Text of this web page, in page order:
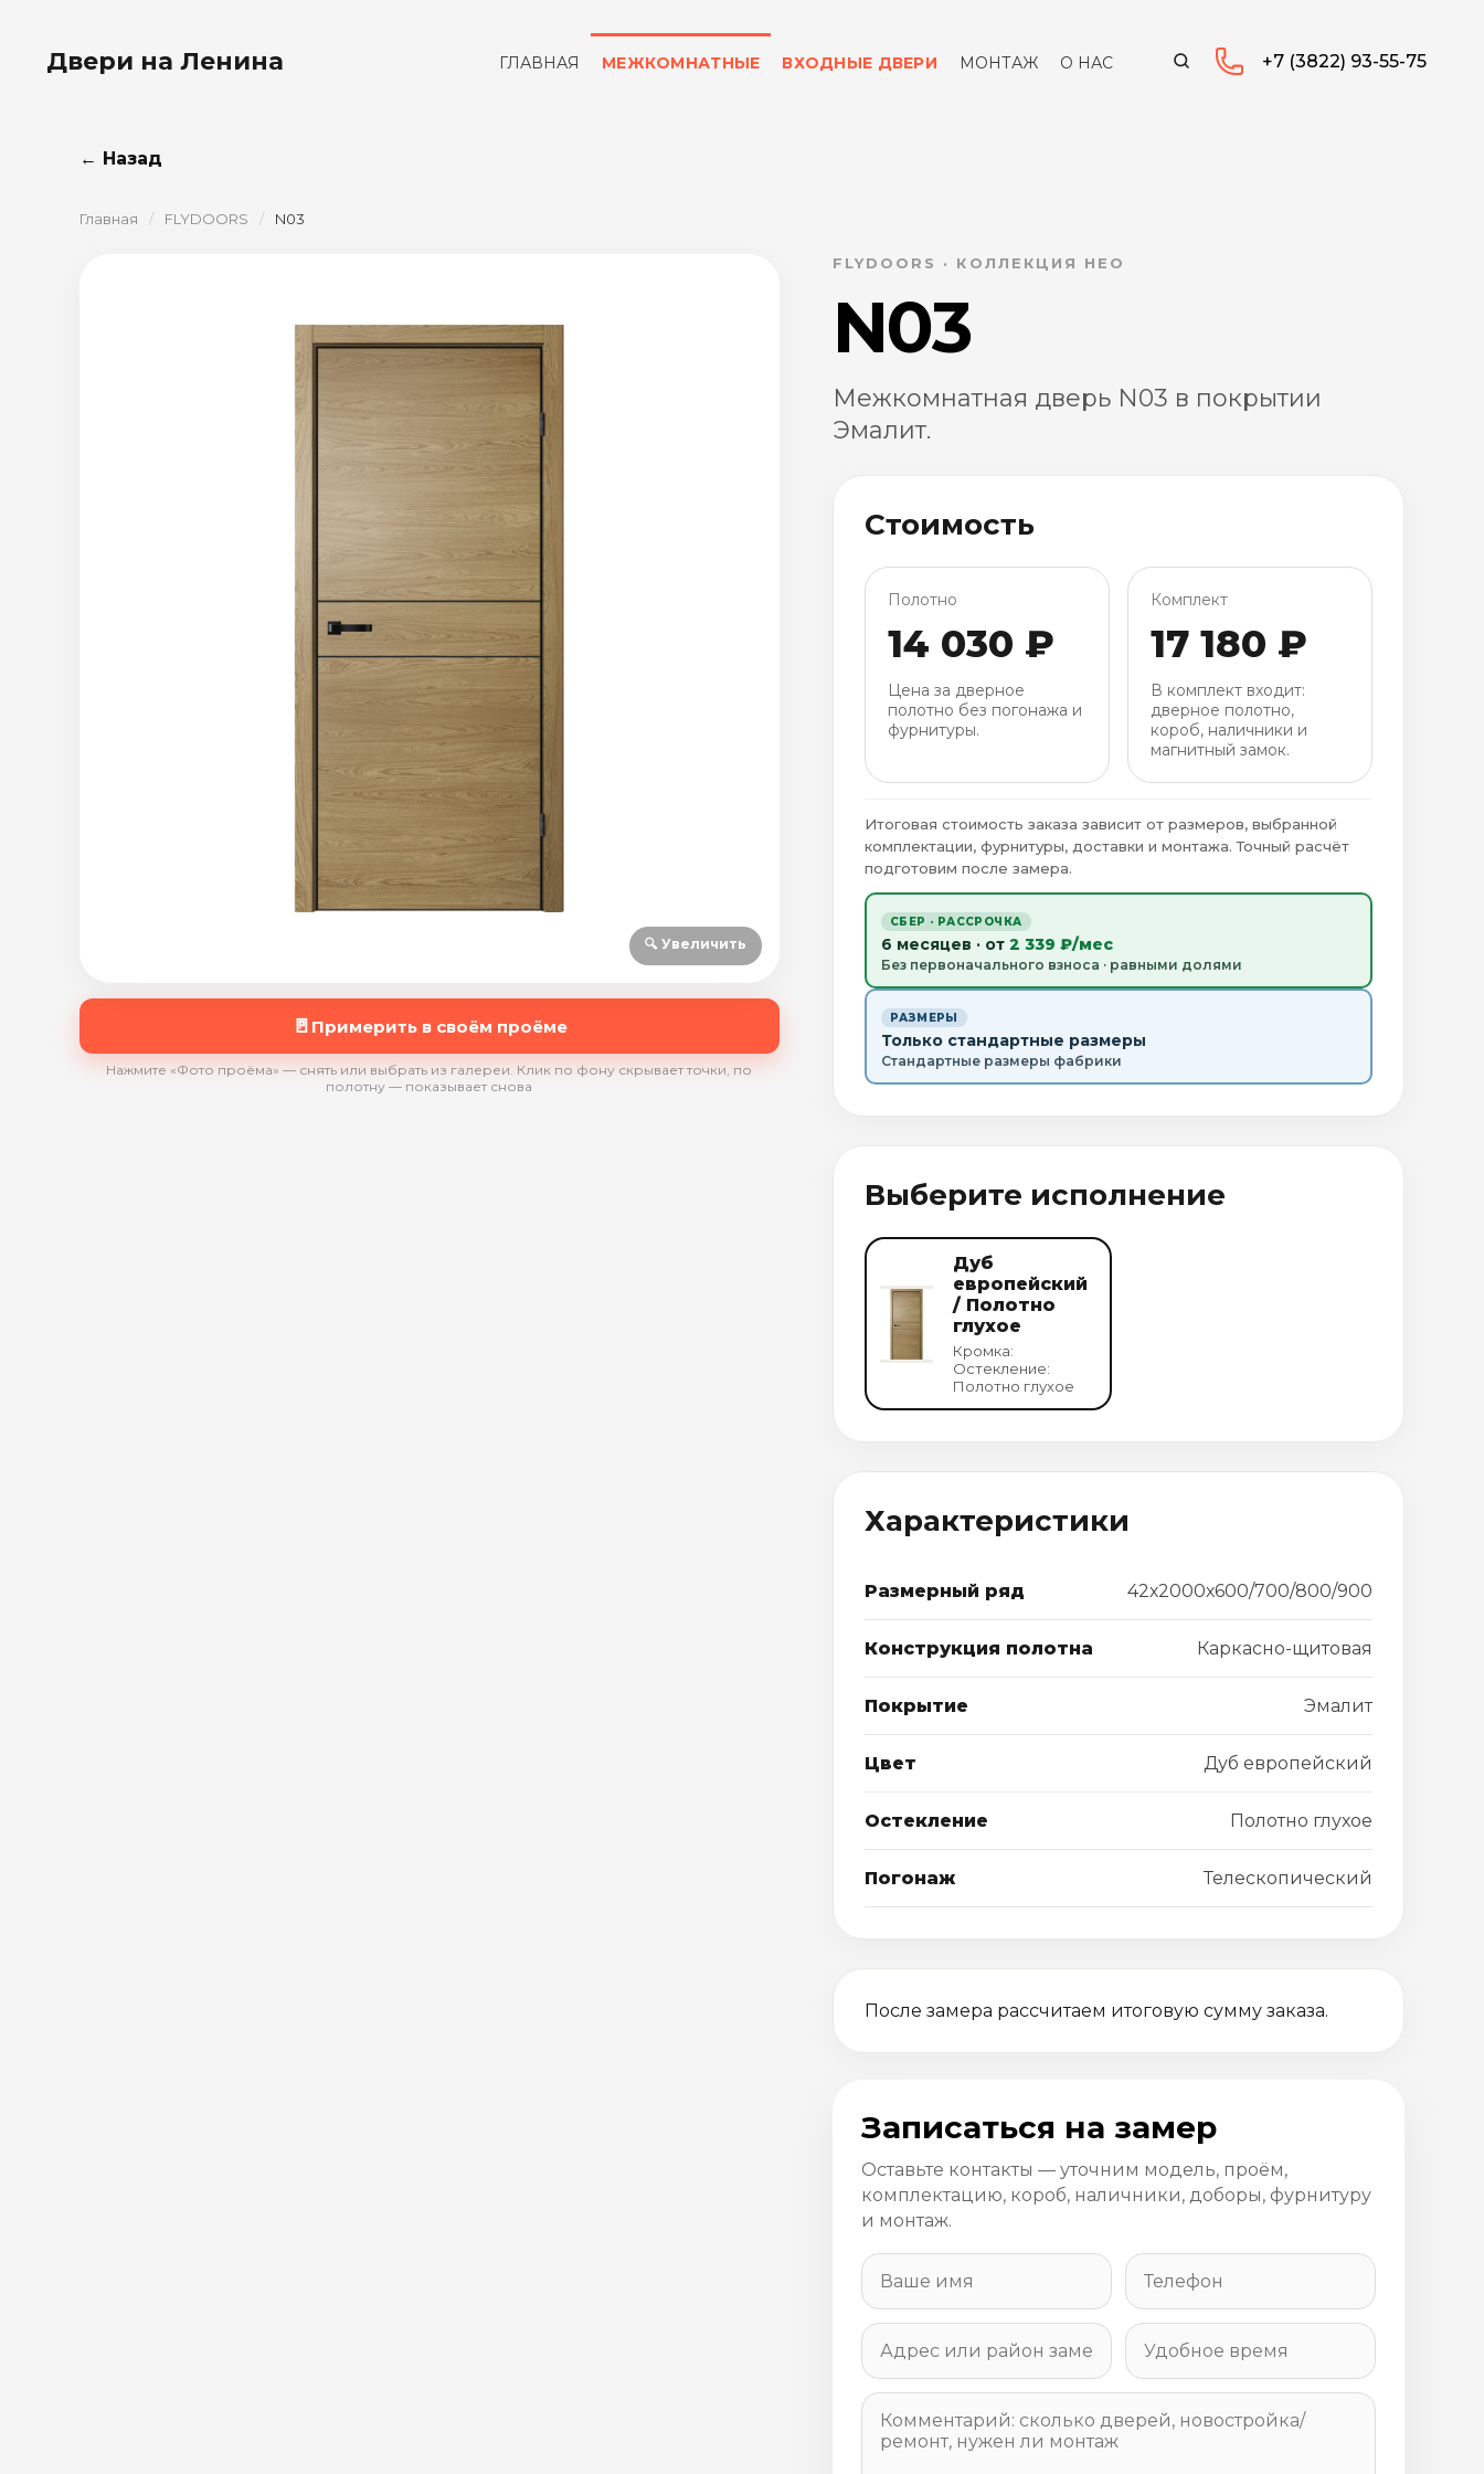
Двери на Ленина ГЛАВНАЯ МЕЖКОМНАТНЫЕ ВХОДНЫЕ ДВЕРИ МОНТАЖ О НАС +7 (3822) 93-55-75
← Назад
Главная / FLYDOORS / N03
🔍 Увеличить
🚪 Примерить в своём проёме
Нажмите «Фото проёма» — снять или выбрать из галереи. Клик по фону скрывает точки, по
полотну — показывает снова
FLYDOORS · КОЛЛЕКЦИЯ НЕО
N03
Межкомнатная дверь N03 в покрытии
Эмалит.
Стоимость
Полотно
14 030 ₽
Цена за дверное
полотно без погонажа и
фурнитуры.
Комплект
17 180 ₽
В комплект входит:
дверное полотно,
короб, наличники и
магнитный замок.
Итоговая стоимость заказа зависит от размеров, выбранной
комплектации, фурнитуры, доставки и монтажа. Точный расчёт
подготовим после замера.
СБЕР · РАССРОЧКА
6 месяцев · от2 339 ₽/мес
Без первоначального взноса · равными долями
РАЗМЕРЫ
Только стандартные размеры
Стандартные размеры фабрики
Выберите исполнение
Дуб
европейский
/ Полотно
глухое
Кромка:
Остекление:
Полотно глухое
Характеристики
Размерный ряд 42х2000х600/700/800/900
Конструкция полотна Каркасно-щитовая
Покрытие Эмалит
Цвет Дуб европейский
Остекление Полотно глухое
Погонаж Телескопический
После замера рассчитаем итоговую сумму заказа.
Записаться на замер
Оставьте контакты — уточним модель, проём,
комплектацию, короб, наличники, доборы, фурнитуру
и монтаж.